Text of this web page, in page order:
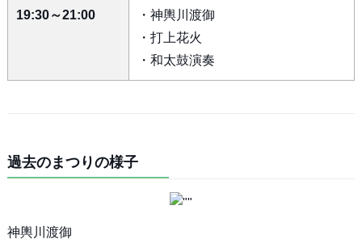
19:30～21:00
・神輿川渡御
・打上花火
・和太鼓演奏
過去のまつりの様子
神輿川渡御